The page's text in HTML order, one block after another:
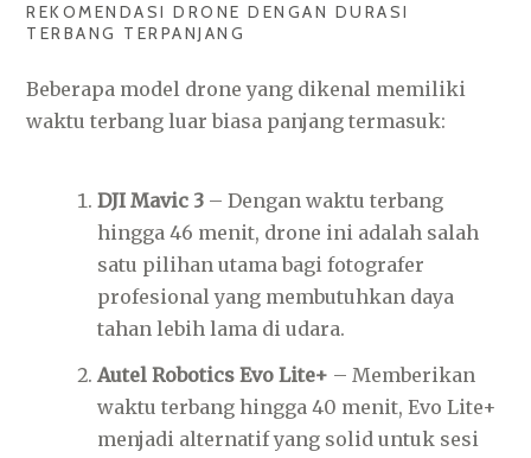
REKOMENDASI DRONE DENGAN DURASI
TERBANG TERPANJANG
Beberapa model drone yang dikenal memiliki
waktu terbang luar biasa panjang termasuk:
DJI Mavic 3 – Dengan waktu terbang
hingga 46 menit, drone ini adalah salah
satu pilihan utama bagi fotografer
profesional yang membutuhkan daya
tahan lebih lama di udara.
Autel Robotics Evo Lite+ – Memberikan
waktu terbang hingga 40 menit, Evo Lite+
menjadi alternatif yang solid untuk sesi